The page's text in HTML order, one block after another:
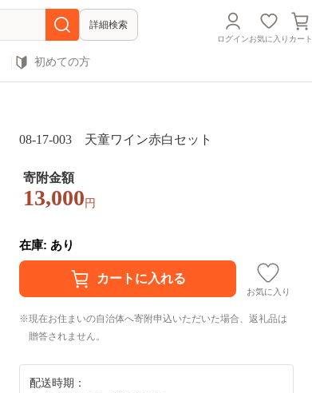
詳細検索
ログインお気に入り カート
初めての方
08-17-003 天童ワイン赤白セット
寄附金額
13,000 円
在庫: あり
お気に入り
現在お住まいの自治体へ寄附申込いただいた場合、返礼品は
贈答されません。
配送時期：